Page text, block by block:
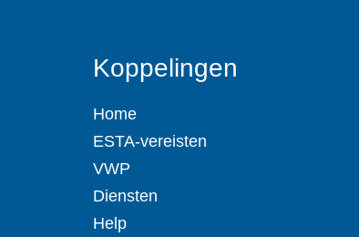
Koppelingen
Home
ESTA-vereisten
VWP
Diensten
Help